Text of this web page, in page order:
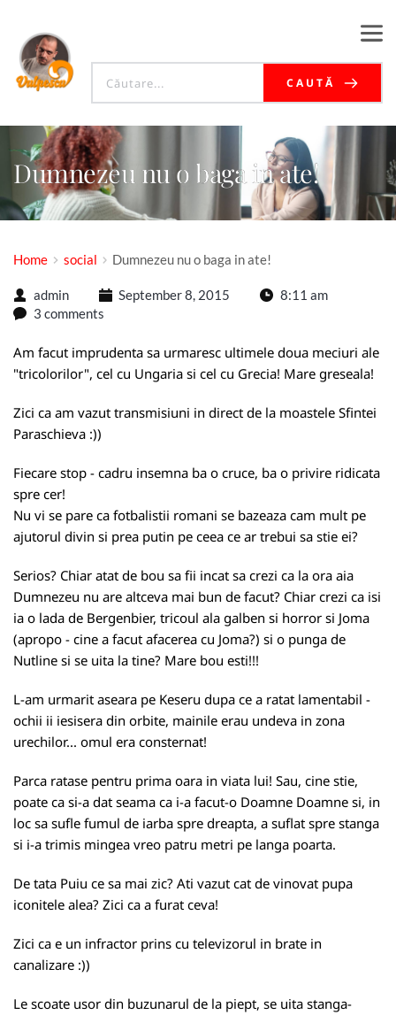
CAUTĂ
Dumnezeu nu o baga in ate!
Home social Dumnezeu nu o baga in ate!
admin September 8, 2015
8:11 am
3 comments
Am facut imprudenta sa urmaresc ultimele doua meciuri ale
"tricolorilor", cel cu Ungaria si cel cu Grecia! Mare greseala!
Zici ca am vazut transmisiuni in direct de la moastele Sfintei
Paraschieva :))
Fiecare stop - cadru insemna ba o cruce, ba o privire ridicata
spre cer!
Nu vi se pare ca fotbalistii romani se bazeaza cam mult pe
ajutorul divin si prea putin pe ceea ce ar trebui sa stie ei?
Serios? Chiar atat de bou sa fii incat sa crezi ca la ora aia
Dumnezeu nu are altceva mai bun de facut? Chiar crezi ca isi
ia o lada de Bergenbier, tricoul ala galben si horror si Joma
(apropo - cine a facut afacerea cu Joma?) si o punga de
Nutline si se uita la tine? Mare bou esti!!!
L-am urmarit aseara pe Keseru dupa ce a ratat lamentabil -
ochii ii iesisera din orbite, mainile erau undeva in zona
urechilor... omul era consternat!
Parca ratase pentru prima oara in viata lui! Sau, cine stie,
poate ca si-a dat seama ca i-a facut-o Doamne Doamne si, in
loc sa sufle fumul de iarba spre dreapta, a suflat spre stanga
si i-a trimis mingea vreo patru metri pe langa poarta.
De tata Puiu ce sa mai zic? Ati vazut cat de vinovat pupa
iconitele alea? Zici ca a furat ceva!
Zici ca e un infractor prins cu televizorul in brate in
canalizare :))
Le scoate usor din buzunarul de la piept, se uita stanga-